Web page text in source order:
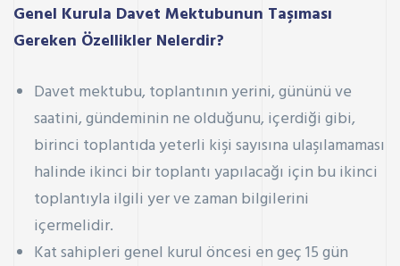
Genel Kurula Davet Mektubunun Taşıması
Gereken Özellikler Nelerdir?
Davet mektubu, toplantının yerini, gününü ve
saatini, gündeminin ne olduğunu, içerdiği gibi,
birinci toplantıda yeterli kişi sayısına ulaşılamaması
halinde ikinci bir toplantı yapılacağı için bu ikinci
toplantıyla ilgili yer ve zaman bilgilerini
içermelidir.
Kat sahipleri genel kurul öncesi en geç 15 gün